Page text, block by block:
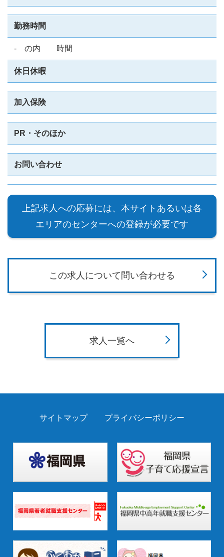
勤務時間
- の内 時間
休日休暇
加入保険
PR・そのほか
お問い合わせ
上記求人への応募には、本サイトあるいは各
エリアのセンターへの登録が必要です
この求人について問い合わせる
求人一覧へ
サイトマップ プライバシーポリシー